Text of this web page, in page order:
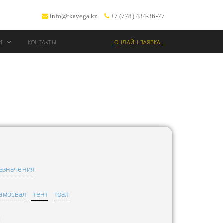
info@tkavega.kz +7 (778) 434-36-77
КОНТАКТЫ ОНЛАЙН-ЗАЯВКА
тент трал